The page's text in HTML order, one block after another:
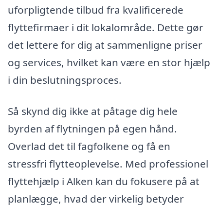
uforpligtende tilbud fra kvalificerede
flyttefirmaer i dit lokalområde. Dette gør
det lettere for dig at sammenligne priser
og services, hvilket kan være en stor hjælp
i din beslutningsproces.
Så skynd dig ikke at påtage dig hele
byrden af flytningen på egen hånd.
Overlad det til fagfolkene og få en
stressfri flytteoplevelse. Med professionel
flyttehjælp i Alken kan du fokusere på at
planlægge, hvad der virkelig betyder